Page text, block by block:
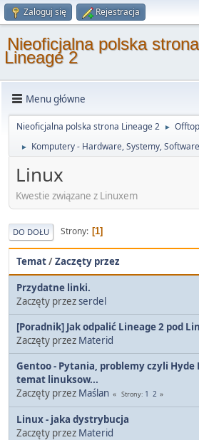
Zaloguj się Rejestracja
Nieoficjalna polska strona
Lineage 2
Menu główne
Nieoficjalna polska strona Lineage 2 ►
► Komputery - Hardware, Systemy, Software
Linux
Kwestie związane z Linuxem
DO DOŁU Strony 1
Temat/Zaczęty przez
Przydatne linki.
Zaczęty przezserdel
[Poradnik] Jak odpalić Lineage 2 pod
Zaczęty przez Materid
Gentoo - Pytania, problemy czyli Hyde
temat linuksow...
Zaczęty przez Maślan Strony 1 2
Linux - jaka dystrybucja
Zaczęty przez Materid